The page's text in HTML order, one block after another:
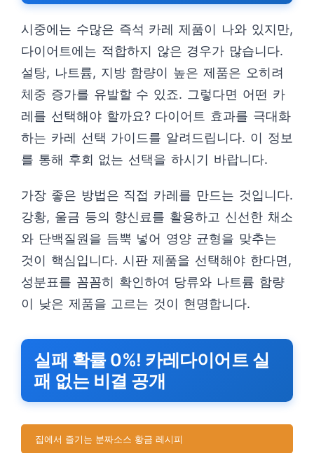
시중에는 수많은 즉석 카레 제품이 나와 있지만,
다이어트에는 적합하지 않은 경우가 많습니다.
설탕, 나트륨, 지방 함량이 높은 제품은 오히려
체중 증가를 유발할 수 있죠. 그렇다면 어떤 카
레를 선택해야 할까요? 다이어트 효과를 극대화
하는 카레 선택 가이드를 알려드립니다. 이 정보
를 통해 후회 없는 선택을 하시기 바랍니다.
가장 좋은 방법은 직접 카레를 만드는 것입니다.
강황, 울금 등의 향신료를 활용하고 신선한 채소
와 단백질원을 듬뿍 넣어 영양 균형을 맞추는
것이 핵심입니다. 시판 제품을 선택해야 한다면,
성분표를 꼼꼼히 확인하여 당류와 나트륨 함량
이 낮은 제품을 고르는 것이 현명합니다.
실패 확률 0%! 카레다이어트 실
패 없는 비결 공개
집에서 즐기는 분짜소스 황금 레시피